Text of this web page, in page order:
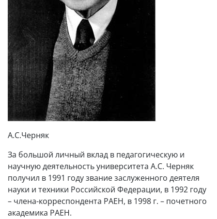
А.С.Черняк
За большой личный вклад в педагогическую и
научную деятельность университета А.С. Черняк
получил в 1991 году звание заслуженного деятеля
науки и техники Российской Федерации, в 1992 году
– члена-корреспондента РАЕН, в 1998 г. – почетного
академика РАЕН.